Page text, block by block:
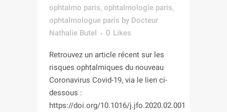
ophtalmo paris, ophtalmologie paris,
ophtalmologue paris by Docteur
Nathalie Butel
0 Likes
Retrouvez un article récent sur les
risques ophtalmiques du nouveau
Coronavirus Covid-19, via le lien ci-
dessous :
https://doi.org/10.1016/j.jfo.2020.02.001